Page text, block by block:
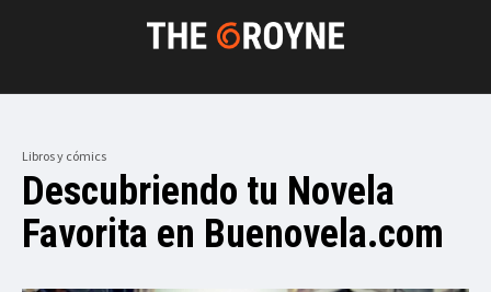
Libros y cómics
Descubriendo tu Novela
Favorita en Buenovela.com